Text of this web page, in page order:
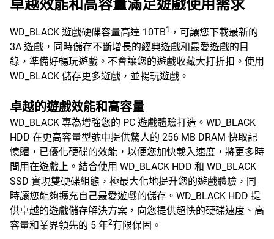
卓越效能和高容量滿足遊戲使用需求
WD_BLACK 遊戲硬碟容量高達 10TB1
，可讓您下載最新的
3A 遊戲，同時儲存不斷增長的經典遊戲和最愛遊戲的目
錄，準備好暢玩遊戲。不會讓您的遊戲收藏大打折扣。使用
WD_BLACK 儲存更多遊戲，並暢玩遊戲。
卓越的遊戲效能和高容量
WD_BLACK 專為增強您的 PC 遊戲體驗打造。WD_BLACK
HDD 在更高容量型號中提供驚人的 256 MB DRAM 快取記
憶體，已優化硬碟的效能，以便您加快載入速度，將更多時
間用在遊戲上。結合使用 WD_BLACK HDD 和 WD_BLACK
SSD 實現雙硬碟組態，極最大化地提升您的遊戲體驗，同
時讓您能夠擴充自己最愛遊戲的儲存。WD_BLACK HDD 提
供卓越的遊戲儲存解決方案，向您提供超快的硬碟速度、高
容量和業界領先的 5 年2有限保固。